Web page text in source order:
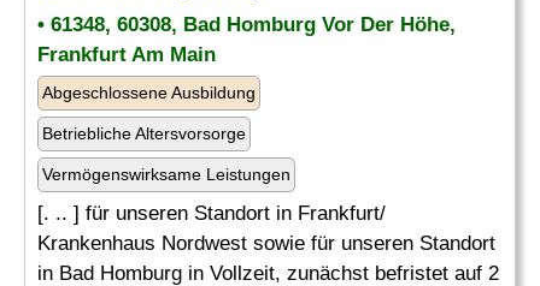
• 61348, 60308, Bad Homburg Vor Der Höhe,
Frankfurt Am Main
Abgeschlossene Ausbildung
Betriebliche Altersvorsorge
Vermögenswirksame Leistungen
[. .. ] für unseren Standort in Frankfurt/
Krankenhaus Nordwest sowie für unseren Standort
in Bad Homburg in Vollzeit, zunächst befristet auf 2